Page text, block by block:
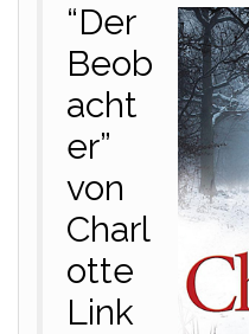
“Der
Beob
acht
er”
von
Charl
otte
Link